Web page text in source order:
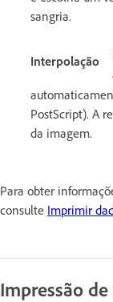
sangria.
Interpolação
PostScript). A
da imagem.
Para obter
consulte Imprimir
Impressão